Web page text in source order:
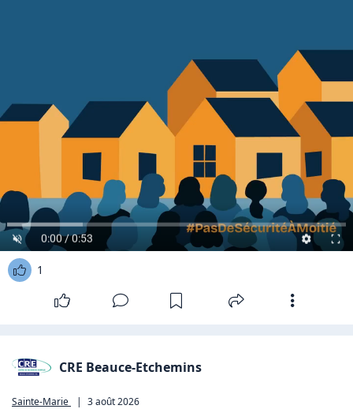
0:00 / 0:53
1
CRE Beauce-Etchemins
Sainte-Marie | 3 août 2026